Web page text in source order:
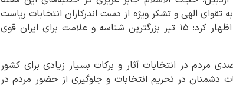
تقوای الهی و تشکر ویژه از دست اندرکاران انتخابات ریاست
جمهوری دوره اول و دوم انتخابات اظهار کرد: ۱۵ تیر بزرگترین شناسه و علامت برای ایران قوی
کرد: مشارکت ۵۰ درصدی مردم در انتخابات آثار و برکات بسیار زیادی برای کشور
دشمنان در تحریم انتخابات و جلوگیری از حضور مردم در